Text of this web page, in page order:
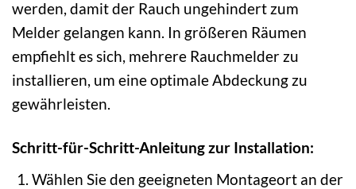
werden, damit der Rauch ungehindert zum
Melder gelangen kann. In größeren Räumen
empfiehlt es sich, mehrere Rauchmelder zu
installieren, um eine optimale Abdeckung zu
gewährleisten.
Schritt-für-Schritt-Anleitung zur Installation:
Wählen Sie den geeigneten Montageort an der